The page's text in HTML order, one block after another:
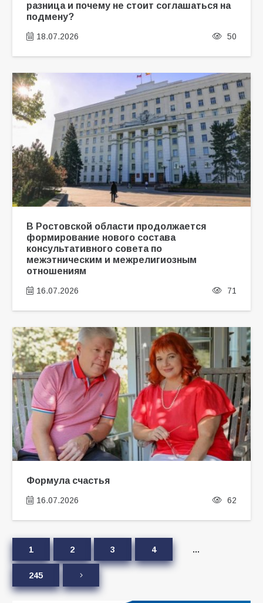
разница и почему не стоит соглашаться на
подмену?
18.07.2026 50
В Ростовской области продолжается
формирование нового состава
консультативного совета по
межэтническим и межрелигиозным
отношениям
16.07.2026 71
Формула счастья
16.07.2026 62
1 2 3 4 …
245